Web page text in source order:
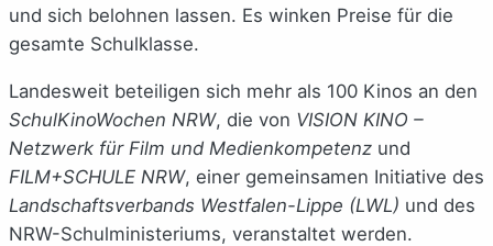
und sich belohnen lassen. Es winken Preise für die
gesamte Schulklasse.
Landesweit beteiligen sich mehr als 100 Kinos an den
SchulKinoWochen NRW, die von VISION KINO –
Netzwerk für Film und Medienkompetenz und
FILM+SCHULE NRW, einer gemeinsamen Initiative des
Landschaftsverbands Westfalen-Lippe (LWL) und des
NRW-Schulministeriums, veranstaltet werden.